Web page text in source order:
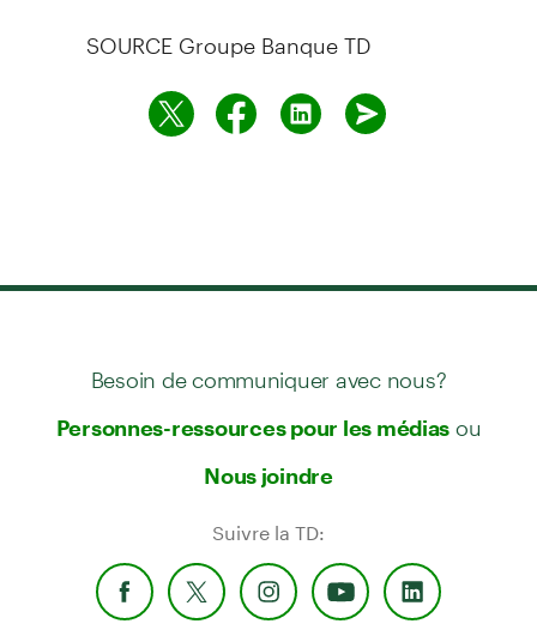
SOURCE Groupe Banque TD
Besoin de communiquer avec nous?
Personnes-ressources pour les médias ou
Nous joindre
Suivre la TD: